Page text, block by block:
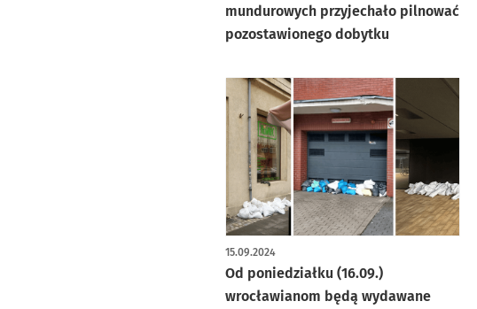
mundurowych przyjechało pilnować
pozostawionego dobytku
Od poniedziałku (16.09.)
wrocławianom będą wydawane
15.09.2024